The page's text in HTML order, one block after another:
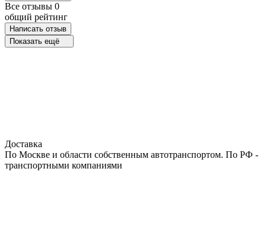
Все отзывы 0
общий рейтинг
Написать отзыв
Показать ещё
Доставка
По Москве и области собственным автотранспортом. По РФ -
транспортными компаниями